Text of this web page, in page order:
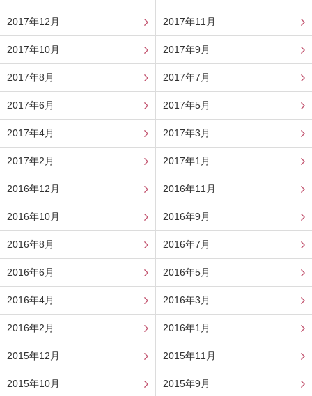
2017年12月 2017年11月
2017年10月 2017年9月
2017年8月 2017年7月
2017年6月 2017年5月
2017年4月 2017年3月
2017年2月 2017年1月
2016年12月 2016年11月
2016年10月 2016年9月
2016年8月 2016年7月
2016年6月 2016年5月
2016年4月 2016年3月
2016年2月 2016年1月
2015年12月 2015年11月
2015年10月 2015年9月